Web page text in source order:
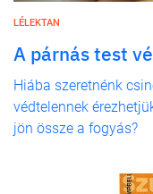
LÉLEKTAN
A párnás test
Hiába szeretnénk
védtelennek
jön össze a fogyás?